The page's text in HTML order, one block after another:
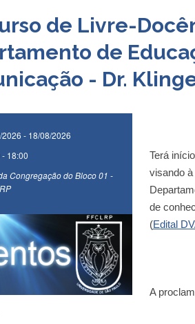
de Livre-
de
- Dr.
2026 - 18/08/2026
18:00
Congregação do Bloco 01 -
Terá
visando
de
(Edital
A